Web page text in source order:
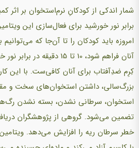
برابر نور خورشید برای فعال‌سازی این
آنان فراهم شود، 10 تا 15
كِرِم ضدِآفتاب برای آنان كافی‌ست. با این
بزرگ‌سالی، داشتن استخوان‌های سخت و
استخوان، سرطانی نشدن، بسته نشدن
تضمین می‌شود. گروهی از پژوهشگران